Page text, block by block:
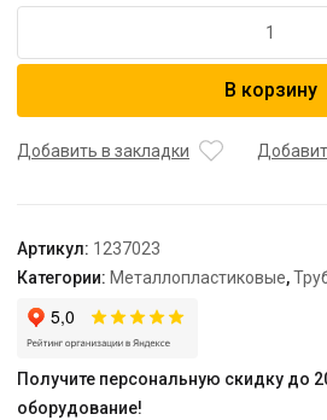
USYSTEMS
MLC
26
В корзину
Добавить в закладки
Артикул: 1237023
Категории: Металлопластиковые,
Получите персональную скидку до
оборудование!